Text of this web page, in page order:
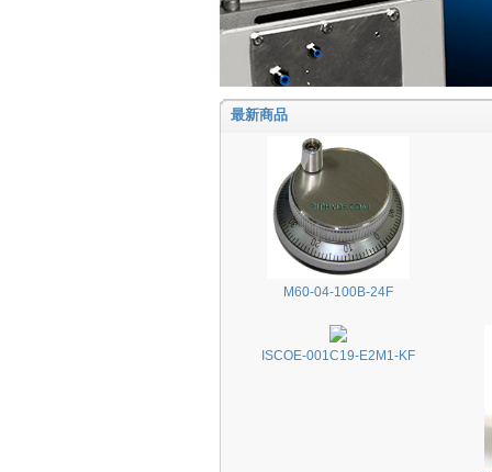
最新商品
M60-04-100B-24F
ISCOE-001C19-E2M1-KF